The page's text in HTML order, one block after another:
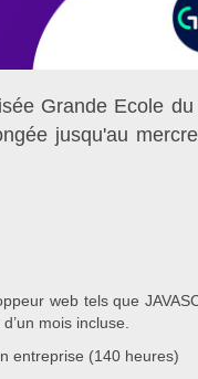
Grande Ecole
jusqu'au
web tels que
mois incluse.
entreprise (140 heures)